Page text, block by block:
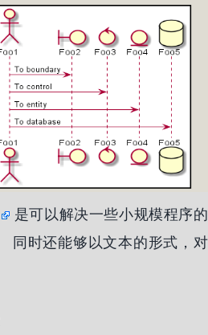
是可以解决一些小规模程序的
同时还能够以文本的形式，对